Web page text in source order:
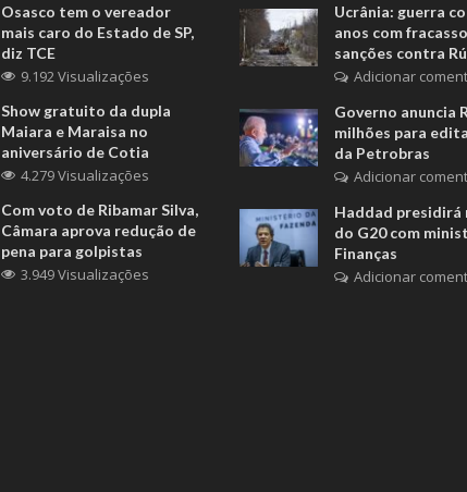
Osasco tem o vereador
mais caro do Estado de SP,
diz TCE
9.192 Visualizações
Show gratuito da dupla
Maiara e Maraisa no
aniversário de Cotia
4.279 Visualizações
Com voto de Ribamar Silva,
Câmara aprova redução de
pena para golpistas
3.949 Visualizações
Ucrânia: guerra
anos com
sanções contra
Adicionar
Governo anuncia
milhões para
da Petrobras
Adicionar
Haddad presidirá
do G20 com
Finanças
Adicionar